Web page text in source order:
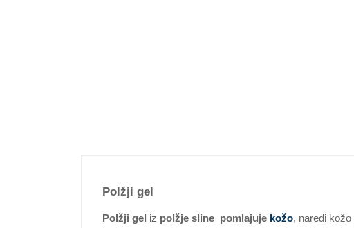
Polžji gel
Polžji gel iz polžje sline pomlajuje kožo, naredi kožo